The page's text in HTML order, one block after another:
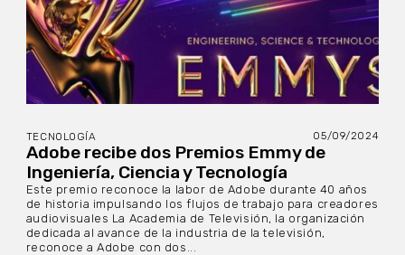
TECNOLOGÍA 05/09/2024
Adobe recibe dos Premios Emmy de
Ingeniería, Ciencia y Tecnología
Este premio reconoce la labor de Adobe durante 40 años
de historia impulsando los flujos de trabajo para creadores
audiovisuales La Academia de Televisión, la organización
dedicada al avance de la industria de la televisión,
reconoce a Adobe con dos...